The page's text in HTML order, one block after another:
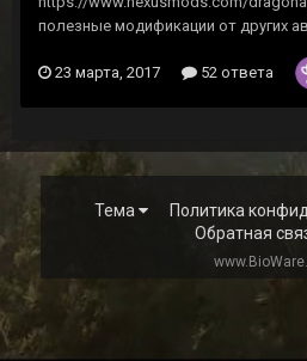
полезные модификации от других
23 марта, 2017 52 ответа
Тема
Политика
Обратная